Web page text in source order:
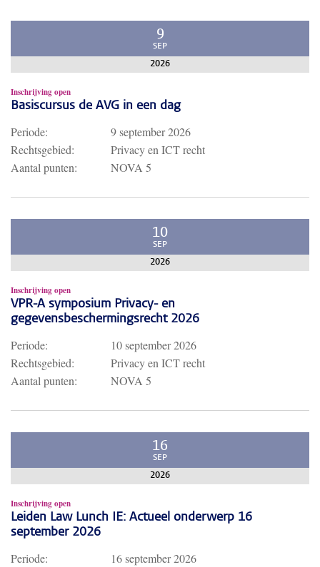
9
SEP
2026
Inschrijving open
Basiscursus de AVG in een dag
Periode:
9 september 2026
Rechtsgebied:
Privacy en ICT recht
Aantal punten:
NOVA 5
10
SEP
2026
Inschrijving open
VPR-A symposium Privacy- en
gegevensbeschermingsrecht 2026
Periode:
10 september 2026
Rechtsgebied:
Privacy en ICT recht
Aantal punten:
NOVA 5
16
SEP
2026
Inschrijving open
Leiden Law Lunch IE: Actueel onderwerp 16
september 2026
Periode:
16 september 2026